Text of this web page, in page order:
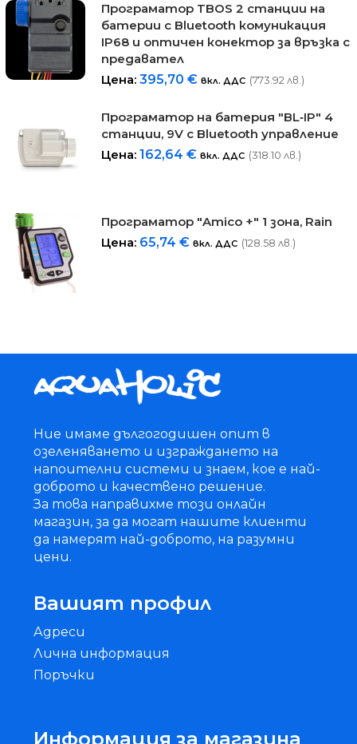
Програматор TBOS 2 станции на
батерии с Bluetooth комуникация
IP68 и оптичен конектор за връзка с
предавател
Цена:395,70€ вкл. ДДС (773.92 лв.)
Програматор на батерия "BL‐IP" 4
станции, 9V с Bluetooth управление
Цена:162,64€ вкл. ДДС (318.10 лв.)
Програматор "Amico +" 1 зона, Rain
Цена: 65,74€ вкл. ДДС (128.58 лв.)
Ние имаме дългогодишен опит в
озеленяването и изграждането на
напоителни системи и знаем, кое е най-
доброто и качествено решение.
За това направихме този онлайн
магазин, за да могат нашите клиенти
да намерят най-доброто, на разумни
цени.
Вашият профил
Адреси
Лична информация
Поръчки
Информация за магазина